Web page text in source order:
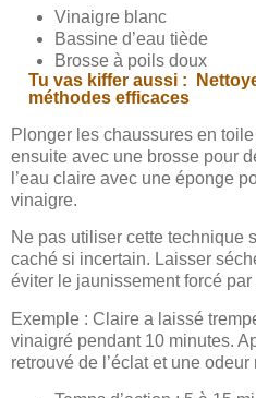
Vinaigre blanc
Bassine d’eau tiède
Brosse à poils doux
Tu vas kiffer aussi :
méthodes efficaces
Plonger les chaussures en
ensuite avec une brosse pour
l’eau claire avec une éponge
vinaigre.
Ne pas utiliser cette technique
caché si incertain. Laisser
éviter le jaunissement forcé
Exemple : Claire a laissé
vinaigré pendant 10 minutes.
retrouvé de l’éclat et une odeur